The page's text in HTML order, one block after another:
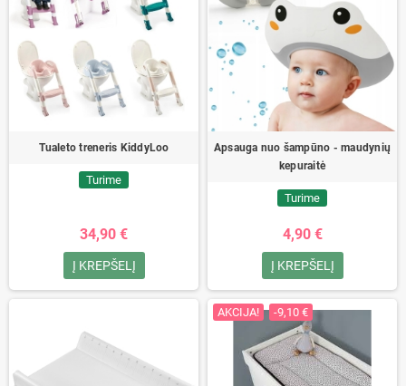
Tualeto treneris KiddyLoo
Turime
34,90 €
Į KREPŠELĮ
Apsauga nuo šampūno - maudynių
kepuraitė
Turime
4,90 €
Į KREPŠELĮ
AKCIJA! -9,10 €